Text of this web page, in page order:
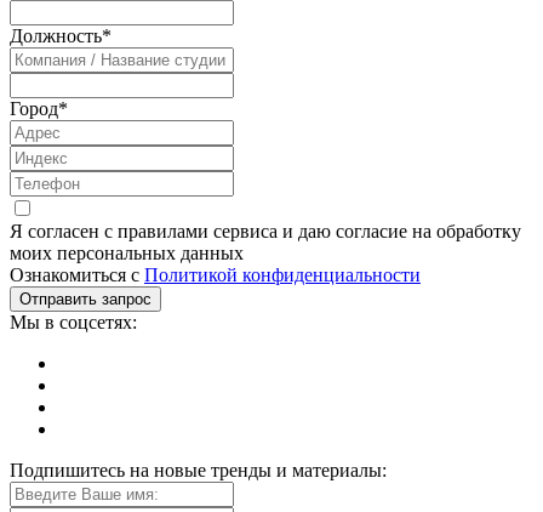
Должность*
Город*
Я согласен с правилами сервиса и даю согласие на обработку
моих персональных данных
Ознакомиться с Политикой конфиденциальности
Мы в соцсетях:
Подпишитесь на новые тренды и материалы: